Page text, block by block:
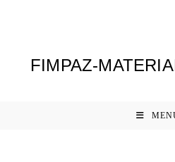
FIMPAZ-